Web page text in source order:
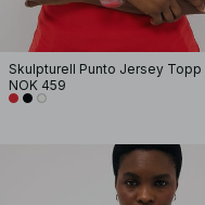
Skulpturell Punto Jersey Topp
NOK 459